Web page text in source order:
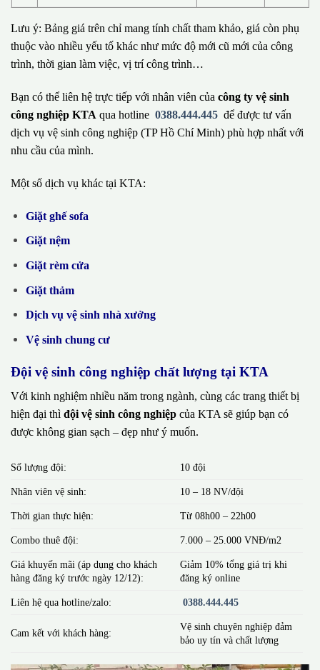
Lưu ý: Bảng giá trên chỉ mang tính chất tham khảo, giá còn phụ
thuộc vào nhiều yếu tố khác như mức độ mới cũ mới của công
trình, thời gian làm việc, vị trí công trình…
Bạn có thể liên hệ trực tiếp với nhân viên của công ty vệ sinh
công nghiệp KTA qua hotline 0388.444.445 để được tư vấn
dịch vụ vệ sinh công nghiệp (TP Hồ Chí Minh) phù hợp nhất với
nhu cầu của mình.
Một số dịch vụ khác tại KTA:
Giặt ghế sofa
Giặt nệm
Giặt rèm cửa
Giặt thảm
Dịch vụ vệ sinh nhà xưởng
Vệ sinh chung cư
Đội vệ sinh công nghiệp chất lượng tại KTA
Với kinh nghiệm nhiều năm trong ngành, cùng các trang thiết bị
hiện đại thì đội vệ sinh công nghiệp của KTA sẽ giúp bạn có
được không gian sạch – đẹp như ý muốn.
Số lượng đội: 10 đội
Nhân viên vệ sinh: 10 – 18 NV/đội
Thời gian thực hiện: Từ 08h00 – 22h00
Combo thuê đội: 7.000 – 25.000 VNĐ/m2
Giá khuyến mãi (áp dụng cho khách
hàng đăng ký trước ngày 12/12):
Giảm 10% tổng giá trị khi
đăng ký online
Liên hệ qua hotline/zalo: 0388.444.445
Cam kết với khách hàng:
Vệ sinh chuyên nghiệp đảm
bảo uy tín và chất lượng